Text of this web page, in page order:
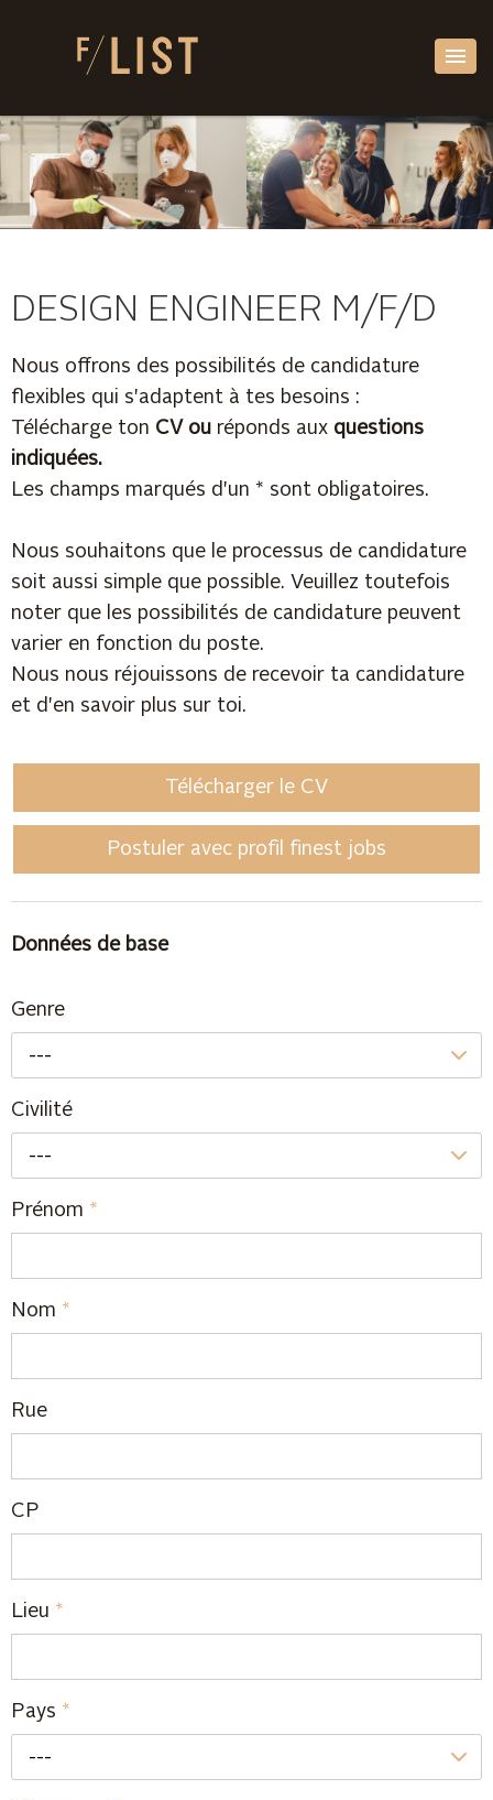
DESIGN ENGINEER M/F/D
Nous offrons des possibilités de candidature
flexibles qui s'adaptent à tes besoins :
Télécharge ton CV ou réponds aux questions
indiquées.
Les champs marqués d'un * sont obligatoires.
Nous souhaitons que le processus de candidature
soit aussi simple que possible. Veuillez toutefois
noter que les possibilités de candidature peuvent
varier en fonction du poste.
Nous nous réjouissons de recevoir ta candidature
et d'en savoir plus sur toi.
Télécharger le CV
Postuler avec profil finest jobs
Données de base
Genre
---
Civilité
---
Prénom *
Nom *
Rue
CP
Lieu *
Pays *
---